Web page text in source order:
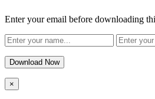
Enter your email before downloading
Download Now
×